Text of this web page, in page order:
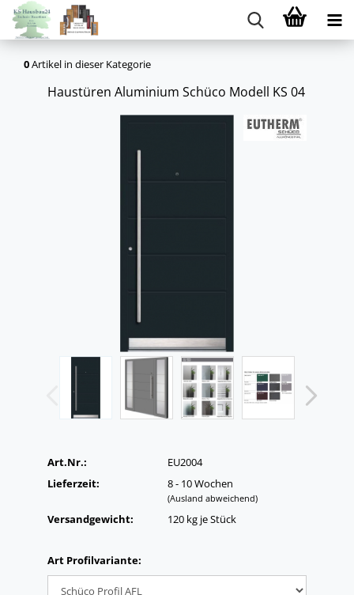
0Artikel in dieser Kategorie
Haus­tü­ren Alu­mi­ni­um Schü­co Mo­dell KS 04
Art.Nr.:
EU2004
Lieferzeit:
8 - 10 Wochen
(Ausland abweichend)
Versandgewicht: 120kg je Stück
Art Profilvariante: